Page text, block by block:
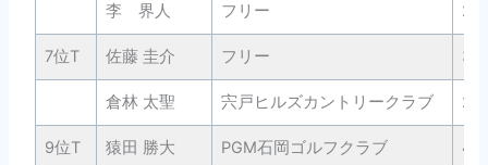
李 界人 フリー 28
7位T 佐藤 圭介 フリー 39
倉林 太聖 宍戸ヒルズカントリークラブ 24
9位T 猿田 勝大 PGM石岡ゴルフクラブ 44